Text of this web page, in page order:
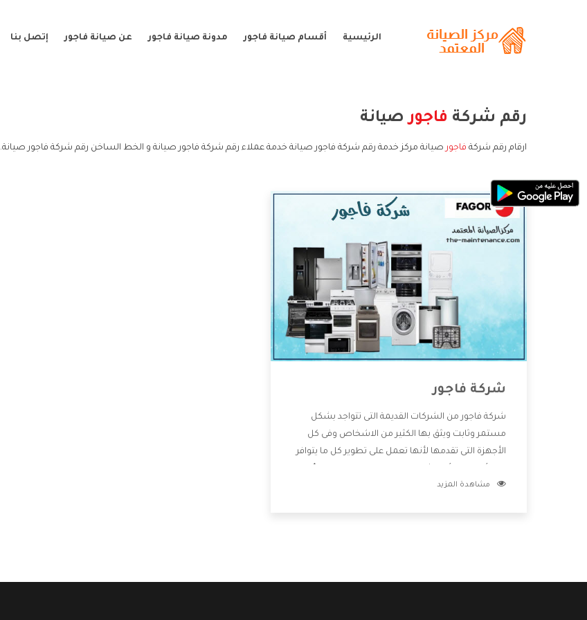
الرئيسية أقسام صيانة فاجور مدونة صيانة فاجور عن صيانة فاجور إتصل بنا
رقم شركة فاجورصيانة
ارقام رقم شركة فاجور صيانة مركز خدمة رقم شركة فاجور صيانة خدمة عملاء رقم شركة فاجور صيانة و الخط الساخن رقم شركة فاجور صيانة.
شركة فاجور
شركة فاجور من الشركات القديمة التى تتواجد بشكل
مستمر وثابت ويثق بها الكثير من الاشخاص وفى كل
الأجهزة التى تقدمها لأنها تعمل على تطوير كل ما يتوافر
خدمات ما بعد البيع مع المنتجات وتقدم للعملاء أقوى
مشاهدة المزيد